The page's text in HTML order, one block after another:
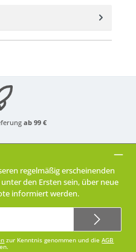
ab 99 €
regelmäßig erscheinenden
den Ersten sein, über neue
informiert werden.
zur Kenntnis genommen und dieAGB